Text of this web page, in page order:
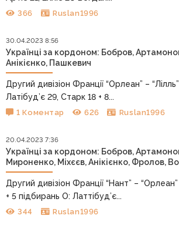
366 Ruslan1996
30.04.2023 8:56
Українці за кордоном: Бобров,
Анікієнко, Пашкевич
Другий дивізіон Франції “Орлеан” –
Латібуд’є 29, Старк 18 + 8...
1 Коментар 626 Ruslan1996
20.04.2023 7:36
Українці за кордоном: Бобров,
Мироненко, Міхєєв, Анікієнко, Фролов,
Другий дивізіон Франції “Нант” –
+ 5 підбирань О: Латтібуд’є...
344 Ruslan1996